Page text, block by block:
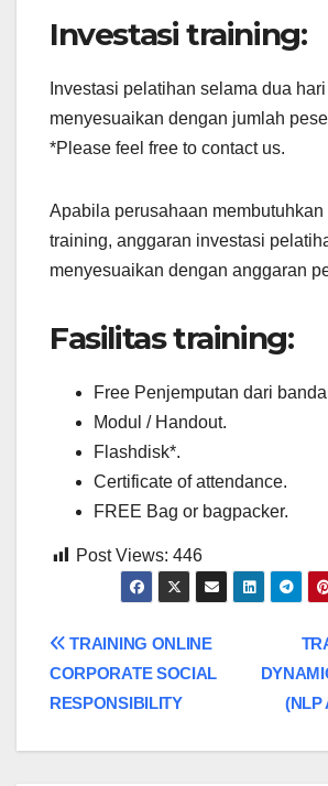
Investasi training:
Investasi pelatihan selama dua
menyesuaikan dengan jumlah
*Please feel free to contact us.
Apabila perusahaan
training, anggaran investasi
menyesuaikan dengan anggaran
Fasilitas training:
Free Penjemputan dari
Modul / Handout.
Flashdisk*.
Certificate of attendance.
FREE Bag or bagpacker.
Post Views: 446
Post
navigation
(NLP
TRAINING ONLINE
CORPORATE SOCIAL
RESPONSIBILITY